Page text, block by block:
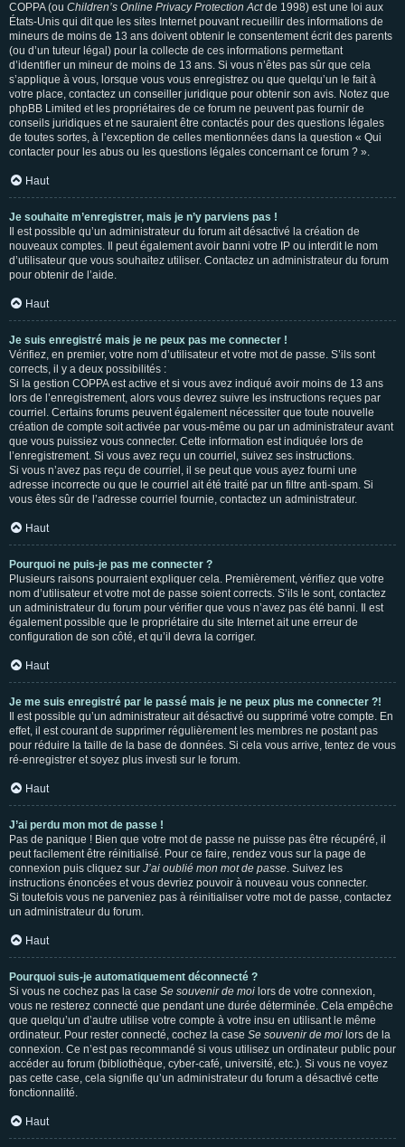
COPPA (ou Children’s Online Privacy Protection Actde 1998) est une loi aux
États-Unis qui dit que les sites Internet pouvant recueillir des informations de
mineurs de moins de 13 ans doivent obtenir le consentement écrit des parents
(ou d’un tuteur légal) pour la collecte de ces informations permettant
d’identifier un mineur de moins de 13 ans. Si vous n’êtes pas sûr que cela
s’applique à vous, lorsque vous vous enregistrez ou que quelqu’un le fait à
votre place, contactez un conseiller juridique pour obtenir son avis. Notez que
phpBB Limited et les propriétaires de ce forum ne peuvent pas fournir de
conseils juridiques et ne sauraient être contactés pour des questions légales
de toutes sortes, à l’exception de celles mentionnées dans la question « Qui
contacter pour les abus ou les questions légales concernant ce forum ? ».
Haut
Je souhaite m’enregistrer, mais je n’y parviens pas !
Il est possible qu’un administrateur du forum ait désactivé la création de
nouveaux comptes. Il peut également avoir banni votre IP ou interdit le nom
d’utilisateur que vous souhaitez utiliser. Contactez un administrateur du forum
pour obtenir de l’aide.
Haut
Je suis enregistré mais je ne peux pas me connecter !
Vérifiez, en premier, votre nom d’utilisateur et votre mot de passe. S’ils sont
corrects, il y a deux possibilités :
Si la gestion COPPA est active et si vous avez indiqué avoir moins de 13 ans
lors de l’enregistrement, alors vous devrez suivre les instructions reçues par
courriel. Certains forums peuvent également nécessiter que toute nouvelle
création de compte soit activée par vous-même ou par un administrateur avant
que vous puissiez vous connecter. Cette information est indiquée lors de
l’enregistrement. Si vous avez reçu un courriel, suivez ses instructions.
Si vous n’avez pas reçu de courriel, il se peut que vous ayez fourni une
adresse incorrecte ou que le courriel ait été traité par un filtre anti-spam. Si
vous êtes sûr de l’adresse courriel fournie, contactez un administrateur.
Haut
Pourquoi ne puis-je pas me connecter ?
Plusieurs raisons pourraient expliquer cela. Premièrement, vérifiez que votre
nom d’utilisateur et votre mot de passe soient corrects. S’ils le sont, contactez
un administrateur du forum pour vérifier que vous n’avez pas été banni. Il est
également possible que le propriétaire du site Internet ait une erreur de
configuration de son côté, et qu’il devra la corriger.
Haut
Je me suis enregistré par le passé mais je ne peux plus me connecter ?!
Il est possible qu’un administrateur ait désactivé ou supprimé votre compte. En
effet, il est courant de supprimer régulièrement les membres ne postant pas
pour réduire la taille de la base de données. Si cela vous arrive, tentez de vous
ré-enregistrer et soyez plus investi sur le forum.
Haut
J’ai perdu mon mot de passe !
Pas de panique ! Bien que votre mot de passe ne puisse pas être récupéré, il
peut facilement être réinitialisé. Pour ce faire, rendez vous sur la page de
connexion puis cliquez sur J’ai oublié mon mot de passe. Suivez les
instructions énoncées et vous devriez pouvoir à nouveau vous connecter.
Si toutefois vous ne parveniez pas à réinitialiser votre mot de passe, contactez
un administrateur du forum.
Haut
Pourquoi suis-je automatiquement déconnecté ?
Si vous ne cochez pas la case Se souvenir de moi lors de votre connexion,
vous ne resterez connecté que pendant une durée déterminée. Cela empêche
que quelqu’un d’autre utilise votre compte à votre insu en utilisant le même
ordinateur. Pour rester connecté, cochez la case Se souvenir de moi lors de la
connexion. Ce n’est pas recommandé si vous utilisez un ordinateur public pour
accéder au forum (bibliothèque, cyber-café, université, etc.). Si vous ne voyez
pas cette case, cela signifie qu’un administrateur du forum a désactivé cette
fonctionnalité.
Haut